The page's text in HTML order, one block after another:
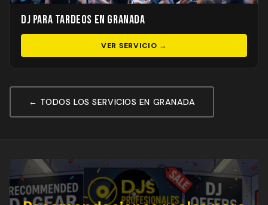
DJ para Tardeos en Granada
VER SERVICIO →
← TODOS LOS SERVICIOS EN GRANADA